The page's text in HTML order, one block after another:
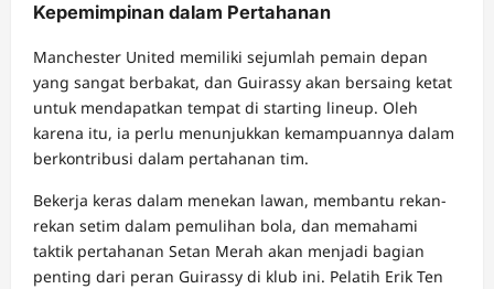
Kepemimpinan dalam Pertahanan
Manchester United memiliki sejumlah pemain depan
yang sangat berbakat, dan Guirassy akan bersaing ketat
untuk mendapatkan tempat di starting lineup. Oleh
karena itu, ia perlu menunjukkan kemampuannya dalam
berkontribusi dalam pertahanan tim.
Bekerja keras dalam menekan lawan, membantu rekan-
rekan setim dalam pemulihan bola, dan memahami
taktik pertahanan Setan Merah akan menjadi bagian
penting dari peran Guirassy di klub ini. Pelatih Erik Ten